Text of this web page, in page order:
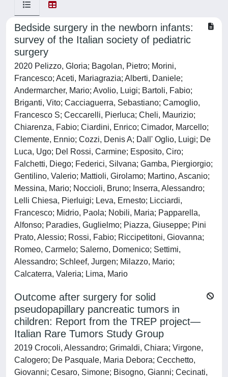
Bedside surgery in the newborn infants:
survey of the Italian society of pediatric
surgery
2020 Pelizzo, Gloria; Bagolan, Pietro; Morini,
Francesco; Aceti, Mariagrazia; Alberti, Daniele;
Andermarcher, Mario; Avolio, Luigi; Bartoli, Fabio;
Briganti, Vito; Cacciaguerra, Sebastiano; Camoglio,
Francesco S; Ceccarelli, Pierluca; Cheli, Maurizio;
Chiarenza, Fabio; Ciardini, Enrico; Cimador, Marcello;
Clemente, Ennio; Cozzi, Denis A; Dall' Oglio, Luigi; De
Luca, Ugo; Del Rossi, Carmine; Esposito, Ciro;
Falchetti, Diego; Federici, Silvana; Gamba, Piergiorgio;
Gentilino, Valerio; Mattioli, Girolamo; Martino, Ascanio;
Messina, Mario; Noccioli, Bruno; Inserra, Alessandro;
Lelli Chiesa, Pierluigi; Leva, Ernesto; Licciardi,
Francesco; Midrio, Paola; Nobili, Maria; Papparella,
Alfonso; Paradies, Guglielmo; Piazza, Giuseppe; Pini
Prato, Alessio; Rossi, Fabio; Riccipetitoni, Giovanna;
Romeo, Carmelo; Salerno, Domenico; Settimi,
Alessandro; Schleef, Jurgen; Milazzo, Mario;
Calcaterra, Valeria; Lima, Mario
Outcome after surgery for solid
pseudopapillary pancreatic tumors in
children: Report from the TREP project—
Italian Rare Tumors Study Group
2019 Crocoli, Alessandro; Grimaldi, Chiara; Virgone,
Calogero; De Pasquale, Maria Debora; Cecchetto,
Giovanni; Cesaro, Simone; Bisogno, Gianni; Cecinati,